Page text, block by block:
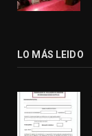
LO MÁS LEIDO